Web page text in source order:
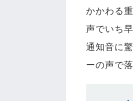
かかわる
声でいち
通知音に
ーの声で